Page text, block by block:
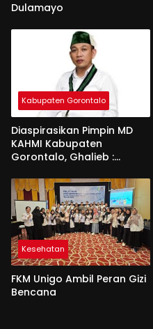
Dulamayo
Kabupaten Gorontalo
Diaspirasikan Pimpin MD
KAHMI Kabupaten
Gorontalo, Ghalieb :
Kesehatan
FKM Unigo Ambil Peran Gizi
Bencana